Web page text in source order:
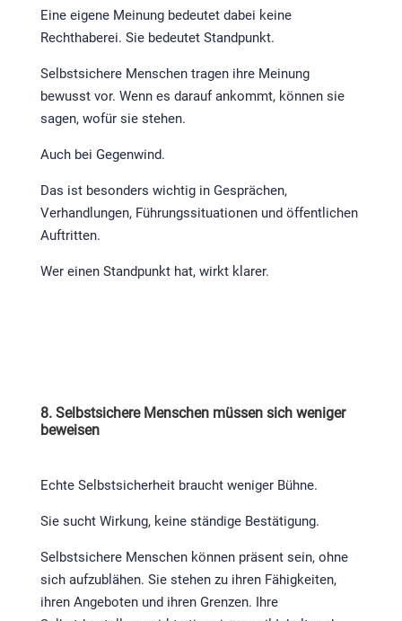
Eine eigene Meinung bedeutet dabei keine
Rechthaberei. Sie bedeutet Standpunkt.
Selbstsichere Menschen tragen ihre Meinung
bewusst vor. Wenn es darauf ankommt, können sie
sagen, wofür sie stehen.
Auch bei Gegenwind.
Das ist besonders wichtig in Gesprächen,
Verhandlungen, Führungssituationen und öffentlichen
Auftritten.
Wer einen Standpunkt hat, wirkt klarer.
8. Selbstsichere Menschen müssen sich weniger
beweisen
Echte Selbstsicherheit braucht weniger Bühne.
Sie sucht Wirkung, keine ständige Bestätigung.
Selbstsichere Menschen können präsent sein, ohne
sich aufzublähen. Sie stehen zu ihren Fähigkeiten,
ihren Angeboten und ihren Grenzen. Ihre